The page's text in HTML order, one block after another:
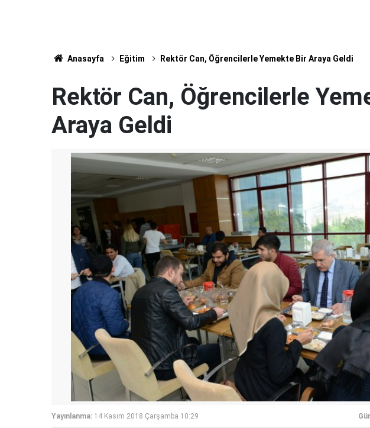
Anasayfa Eğitim Rektör Can, Öğrencilerle Yemekte Bir Araya Geldi
Rektör Can, Öğrencilerle
Araya Geldi
Yayınlanma: 14 Kasım 2018 Çarşamba 10:29